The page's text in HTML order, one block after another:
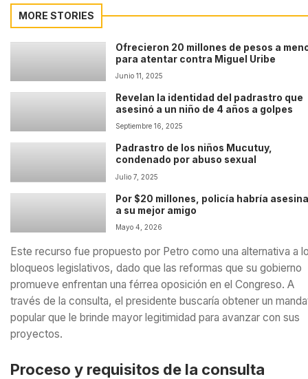
MORE STORIES
Ofrecieron 20 millones de pesos a
para atentar contra Miguel Uribe
Junio 11, 2025
Revelan la identidad del padrastro que
asesinó a un niño de 4 años a golpes
Septiembre 16, 2025
Padrastro de los niños Mucutuy,
condenado por abuso sexual
Julio 7, 2025
Por $20 millones, policía habría
a su mejor amigo
Mayo 4, 2026
Este recurso fue propuesto por Petro como una alternativa a
bloqueos legislativos, dado que las reformas que su gobierno
promueve enfrentan una férrea oposición en el Congreso. A
través de la consulta, el presidente buscaría obtener un
popular que le brinde mayor legitimidad para avanzar con sus
proyectos.
Proceso y requisitos de la consulta